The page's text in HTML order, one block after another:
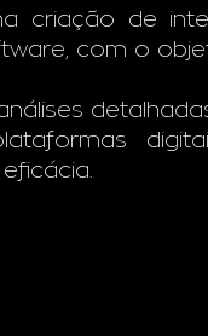
criação de
com o